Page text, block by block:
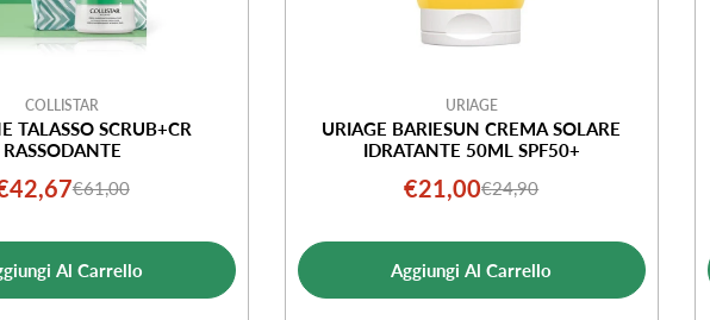
COLLISTAR
TALASSO SCRUB+CR
RASSODANTE
Prezzo
vendita
Prezzo
€61,00
Al Carrello
URIAGE
URIAGE BARIESUN CREMA SOLARE
IDRATANTE 50ML SPF50+
Prezzo
vendita
€21,00Prezzo
€24,90
Aggiungi Al Carrello